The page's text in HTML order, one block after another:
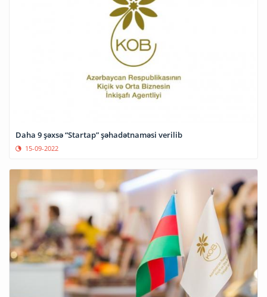
Daha 9 şəxsə “Startap” şəhadətnaməsi verilib
15-09-2022